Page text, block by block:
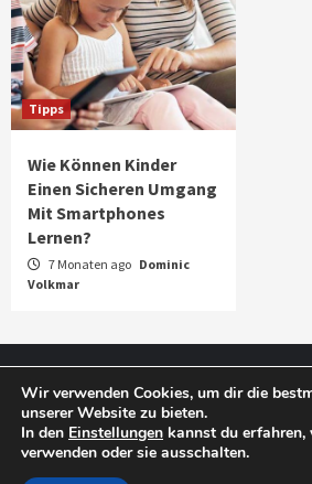
Tipps
Wie Können Kinder
Einen Sicheren Umgang
Mit Smartphones
Lernen?
7 Monaten ago Dominic
Volkmar
Impressum
Copyright © 2025 Smart Phone
Wir verwenden Cookies, um dir die
unserer Website zu bieten.
In den Einstellungen kannst du
verwenden oder sie ausschalten.